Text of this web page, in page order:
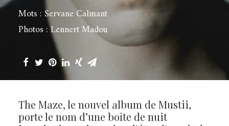
Mots : Servane Calmant
Photos : Lennert Madou
The Maze, le nouvel album de Mustii,
porte le nom d’une boîte de nuit